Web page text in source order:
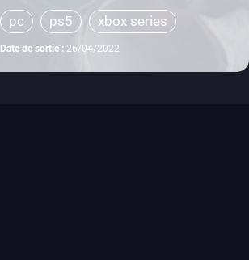
pc ps5 xbox series
Date de sortie : 26/04/2022